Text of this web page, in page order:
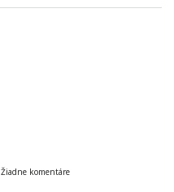
Žiadne komentáre